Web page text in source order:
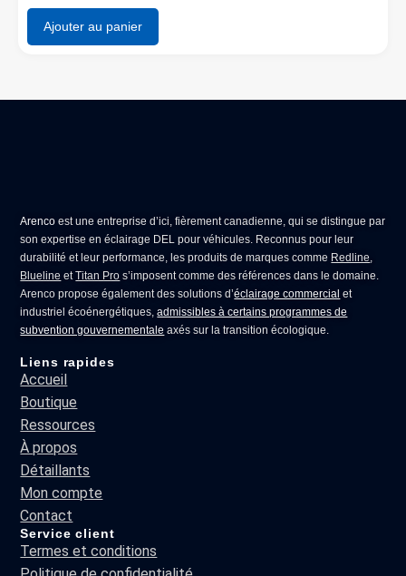
Ajouter au panier
Arenco est une entreprise d’ici, fièrement canadienne, qui se distingue par
son expertise enéclairage DEL pour véhicules. Reconnus pour leur
durabilité et leur performance, les produits de marques comme Redline,
Blueline etTitan Pro s’imposent comme des références dans le domaine.
Arenco propose également des solutions d’éclairage commercial et
industriel écoénergétiques,admissibles à certains programmes de
subvention gouvernementale axés sur la transition écologique.
Liens rapides
Accueil
Boutique
Ressources
À propos
Détaillants
Mon compte
Contact
Service client
Termes et conditions